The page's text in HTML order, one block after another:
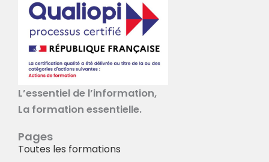
L’essentiel de l’information,
La formation essentielle.
Pages
Toutes les formations